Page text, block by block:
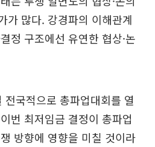
가 많다. 강경파의 이해관계
정 구조에선 유연한 협상·논
국적으로 총파업대회를 열
번 최저임금 결정이 총파업
방향에 영향을 미칠 것이라